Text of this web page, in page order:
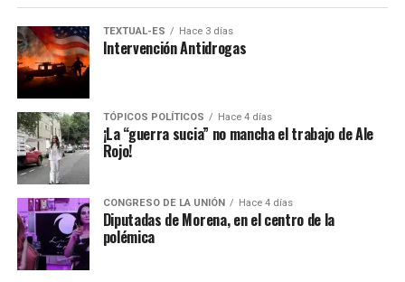
TEXTUAL-ES Hace 3 días
Intervención Antidrogas
TÓPICOS POLÍTICOS Hace 4 días
¡La “guerra sucia” no mancha el trabajo de Ale
Rojo!
CONGRESO DE LA UNIÓN Hace 4 días
Diputadas de Morena, en el centro de la
polémica